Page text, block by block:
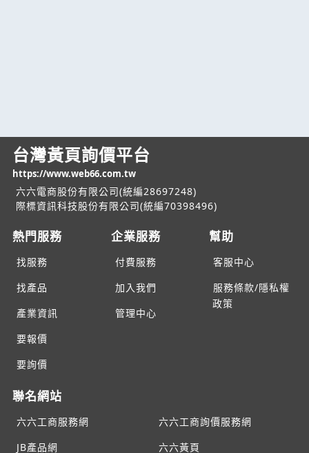
台灣黃頁詢價平台
https://www.web66.com.tw
六六電商股份有限公司(統編28697248)
際標資訊科技股份有限公司(統編70398496)
熱門服務
找服務
找產品
產業資訊
要報價
要詢價
企業服務
付費服務
加入我們
管理中心
幫助
客服中心
服務條款/隱私權
政策
聯名網站
六六工商服務網
六六工商詢價服務網
JB產品網
六六黃頁